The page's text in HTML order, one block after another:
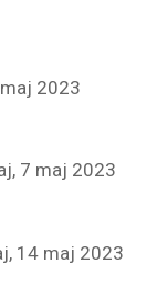
2023
7 maj 2023
14 maj 2023